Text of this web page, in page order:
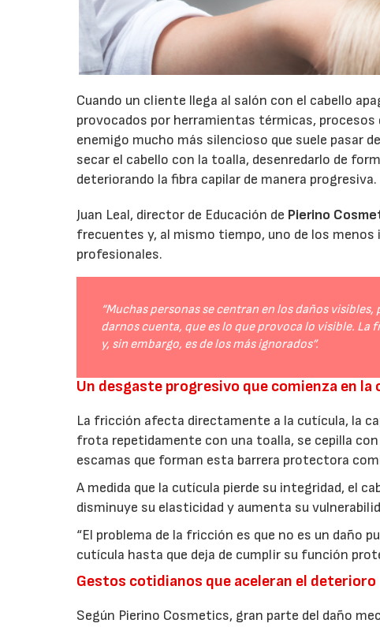
Cuando un cliente llega al salón con el cabello
provocados por herramientas térmicas,
enemigo mucho más silencioso que suele pasar
secar el cabello con la toalla, desenredarlo de
deteriorando la fibra capilar de manera progresiva.
Juan Leal, director de Educación de Pierino
frecuentes y, al mismo tiempo, uno de los
profesionales.
“Muchas personas se centran en los daños
darnos cuenta, que es lo que provoca lo visible.
y, sin embargo, es de los más ignorados”.
Un desgaste progresivo que comienza en la
La fricción afecta directamente a la cutícula, la
frota repetidamente con una toalla, se cepilla
escamas que forman esta barrera protectora
A medida que la cutícula pierde su integridad, el
disminuye su elasticidad y aumenta su
“El problema de la fricción es que no es un daño
cutícula hasta que deja de cumplir su función
Gestos cotidianos que aceleran el deterioro
Según Pierino Cosmetics, gran parte del daño